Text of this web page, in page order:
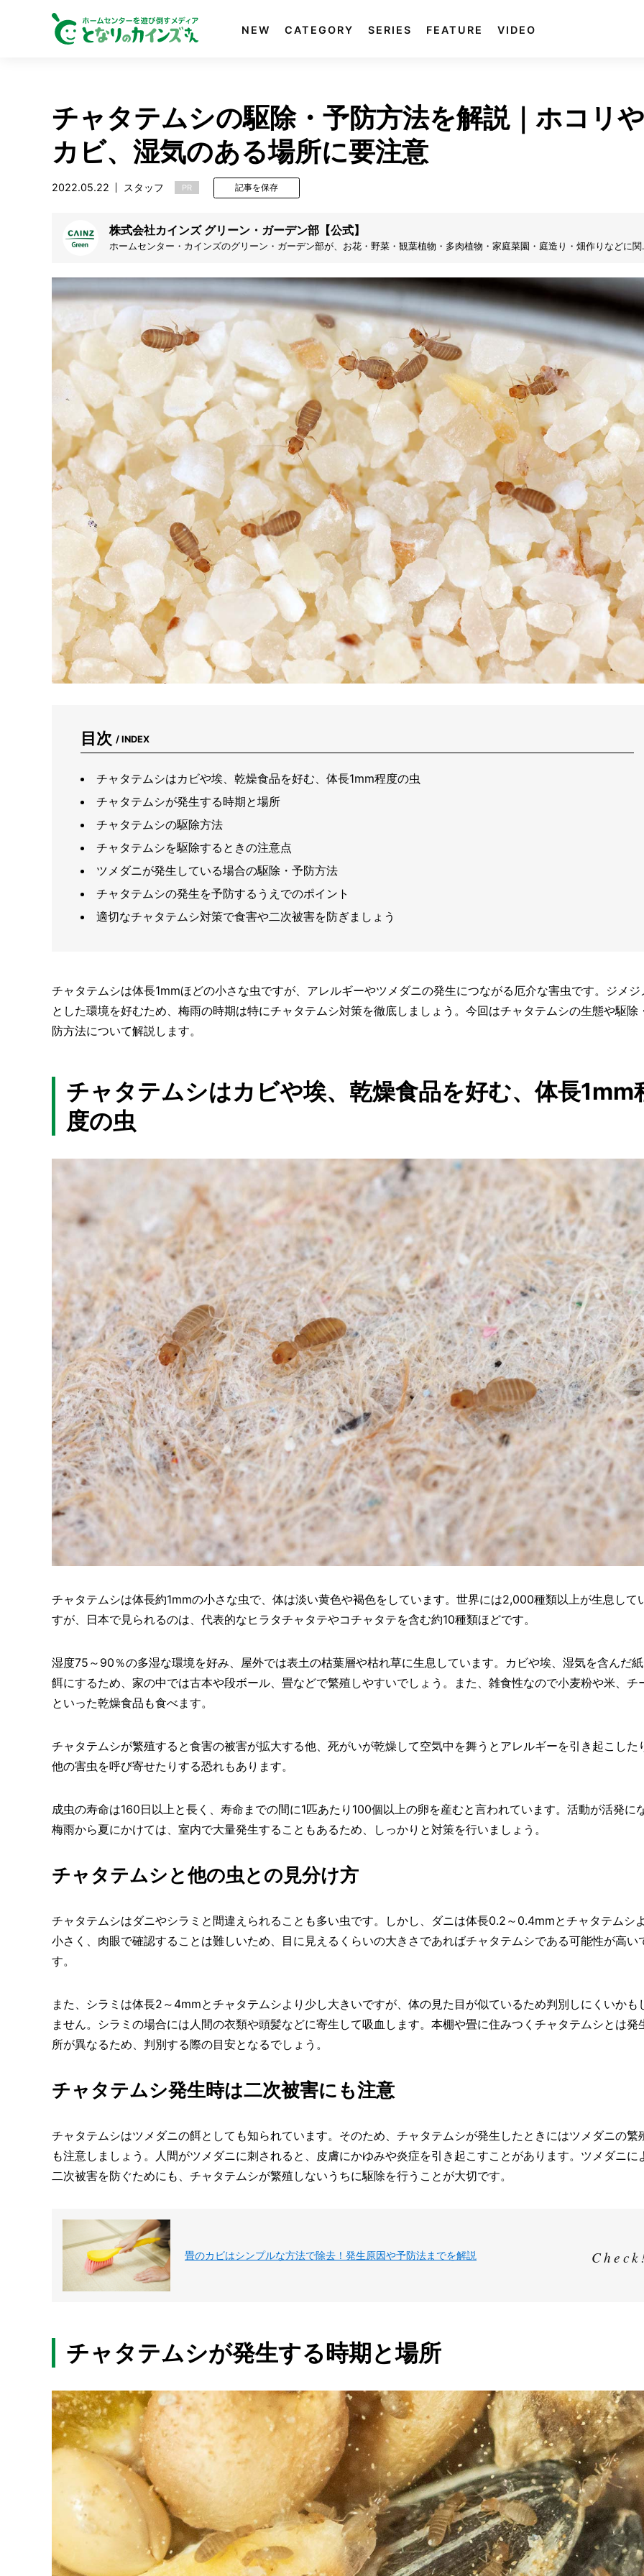
NEW CATEGORY SERIES FEATURE VIDEO
チャタテムシの駆除・予防方法を解説｜ホコリや
カビ、湿気のある場所に要注意
2022.05.22 スタッフ PR 記事を保存
株式会社カインズ グリーン・ガーデン部【公式】
ホームセンター・カインズのグリーン・ガーデン部が、お花・野菜・観葉植物・多肉植物・家庭菜園・庭造り・畑作りなどに関
目次 / INDEX
チャタテムシはカビや埃、乾燥食品を好む、体長1mm程度の虫
チャタテムシが発生する時期と場所
チャタテムシの駆除方法
チャタテムシを駆除するときの注意点
ツメダニが発生している場合の駆除・予防方法
チャタテムシの発生を予防するうえでのポイント
適切なチャタテムシ対策で食害や二次被害を防ぎましょう
チャタテムシは体長1mmほどの小さな虫ですが、アレルギーやツメダニの発生につながる厄介な害虫です。ジメジ
とした環境を好むため、梅雨の時期は特にチャタテムシ対策を徹底しましょう。今回はチャタテムシの生態や駆除
防方法について解説します。
チャタテムシはカビや埃、乾燥食品を好む、体長1mm
度の虫
チャタテムシは体長約1mmの小さな虫で、体は淡い黄色や褐色をしています。世界には2,000種類以上が生息して
すが、日本で見られるのは、代表的なヒラタチャタテやコチャタテを含む約10種類ほどです。
湿度75～90％の多湿な環境を好み、屋外では表土の枯葉層や枯れ草に生息しています。カビや埃、湿気を含んだ
餌にするため、家の中では古本や段ボール、畳などで繁殖しやすいでしょう。また、雑食性なので小麦粉や米、チ
といった乾燥食品も食べます。
チャタテムシが繁殖すると食害の被害が拡大する他、死がいが乾燥して空気中を舞うとアレルギーを引き起こした
他の害虫を呼び寄せたりする恐れもあります。
成虫の寿命は160日以上と長く、寿命までの間に1匹あたり100個以上の卵を産むと言われています。活動が活発に
梅雨から夏にかけては、室内で大量発生することもあるため、しっかりと対策を行いましょう。
チャタテムシと他の虫との見分け方
チャタテムシはダニやシラミと間違えられることも多い虫です。しかし、ダニは体長0.2～0.4mmとチャタテムシ
小さく、肉眼で確認することは難しいため、目に見えるくらいの大きさであればチャタテムシである可能性が高い
す。
また、シラミは体長2～4mmとチャタテムシより少し大きいですが、体の見た目が似ているため判別しにくいかも
ません。シラミの場合には人間の衣類や頭髪などに寄生して吸血します。本棚や畳に住みつくチャタテムシとは発
所が異なるため、判別する際の目安となるでしょう。
チャタテムシ発生時は二次被害にも注意
チャタテムシはツメダニの餌としても知られています。そのため、チャタテムシが発生したときにはツメダニの繁
も注意しましょう。人間がツメダニに刺されると、皮膚にかゆみや炎症を引き起こすことがあります。ツメダニに
二次被害を防ぐためにも、チャタテムシが繁殖しないうちに駆除を行うことが大切です。
畳のカビはシンプルな方法で除去！発生原因や予防法までを解説
チャタテムシが発生する時期と場所